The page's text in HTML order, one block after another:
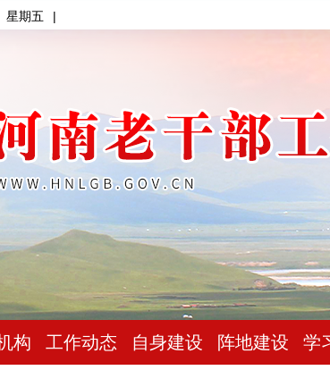
星期五 |
构 工作动态 自身建设 阵地建设 学